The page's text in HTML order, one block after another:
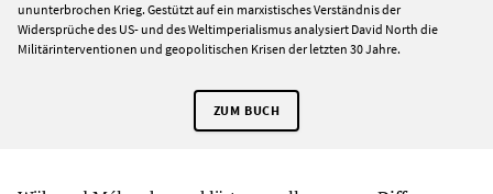
ununterbrochen Krieg. Gestützt auf ein marxistisches Verständnis der
Widersprüche des US- und des Weltimperialismus analysiert David North die
Militärinterventionen und geopolitischen Krisen der letzten 30 Jahre.
ZUM BUCH